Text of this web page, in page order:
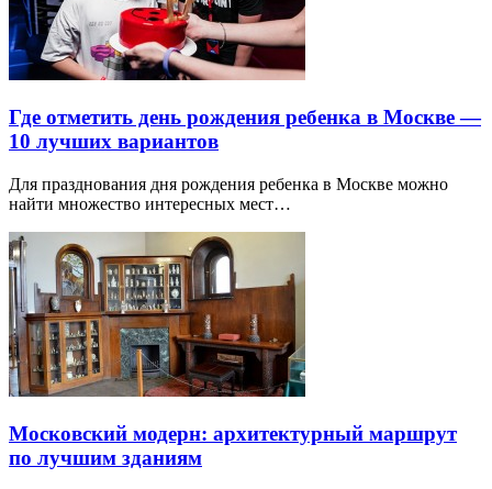
Где отметить день рождения ребенка в Москве —
10 лучших вариантов
Для празднования дня рождения ребенка в Москве можно
найти множество интересных мест…
Московский модерн: архитектурный маршрут
по лучшим зданиям